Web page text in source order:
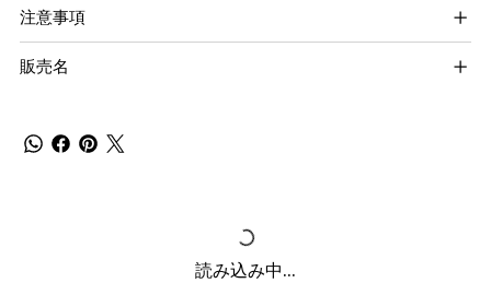
注意事項
販売名
読み込み中...